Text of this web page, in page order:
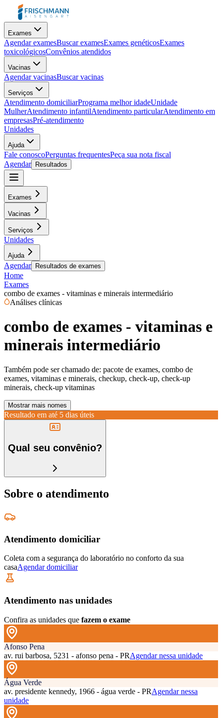
Exames
Agendar examesBuscar examesExames genéticosExames
toxicológicosConvênios atendidos
Vacinas
Agendar vacinasBuscar vacinas
Serviços
Atendimento domiciliarPrograma melhor idadeUnidade
MulherAtendimento infantilAtendimento particularAtendimento em
empresasPré-atendimento
Unidades
Ajuda
Fale conoscoPerguntas frequentesPeça sua nota fiscal
Agendar
Resultados
Exames
Vacinas
Serviços
Unidades
Ajuda
Agendar Resultados de exames
Home
Exames
combo de exames - vitaminas e minerais intermediário
Análises clínicas
combo de exames - vitaminas e
minerais intermediário
Também pode ser chamado de: pacote de exames, combo de
exames, vitaminas e minerais, checkup, check-up, check-up
minerais, check-up vitaminas
Mostrar mais nomes
Resultado em até 5 dias úteis
Qual seu convênio?
Sobre o atendimento
Atendimento domiciliar
Coleta com a segurança do laboratório no conforto da sua
casaAgendar domiciliar
Atendimento nas unidades
Confira as unidades que fazem o exame
Afonso Pena
av. rui barbosa, 5231 - afonso pena - PRAgendar nessa unidade
Água Verde
av. presidente kennedy, 1966 - água verde - PRAgendar nessa
unidade